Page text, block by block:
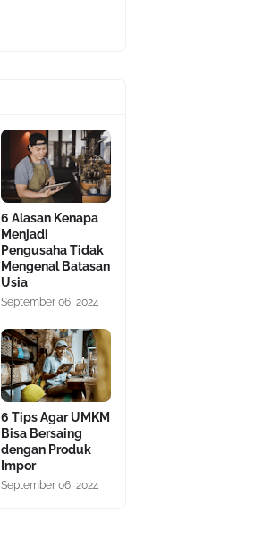
6 Alasan Kenapa
Menjadi
Pengusaha Tidak
Mengenal Batasan
Usia
September 06, 2024
6 Tips Agar UMKM
Bisa Bersaing
dengan Produk
Impor
September 06, 2024